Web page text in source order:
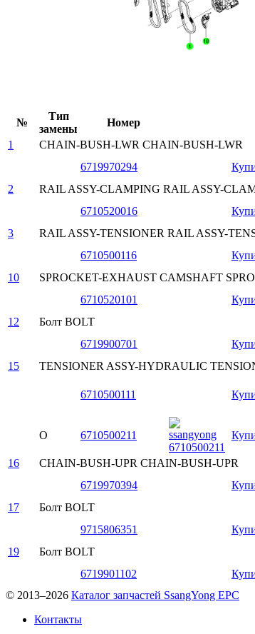
№
Тип
замены
Номер
1
CHAIN-BUSH-LWR CHAIN-BUSH-LWR
6719970294
2
RAIL ASSY-CLAMPING RAIL ASSY-
6710520016
3
RAIL ASSY-TENSIONER RAIL ASSY-
6710500116
10
SPROCKET-EXHAUST CAMSHAFT
6710520101
12
Болт BOLT
6719900701
15
TENSIONER ASSY-HYDRAULIC
6710500111
O 6710500211
16
CHAIN-BUSH-UPR CHAIN-BUSH-UPR
6719970394
17
Болт BOLT
9715806351
19
Болт BOLT
6719901102
© 2013–2026 Каталог запчастей SsangYong EPC
Контакты